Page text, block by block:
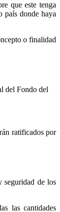
que este tenga
país donde haya
o finalidad
del Fondo del
ratificados por
seguridad de los
las cantidades